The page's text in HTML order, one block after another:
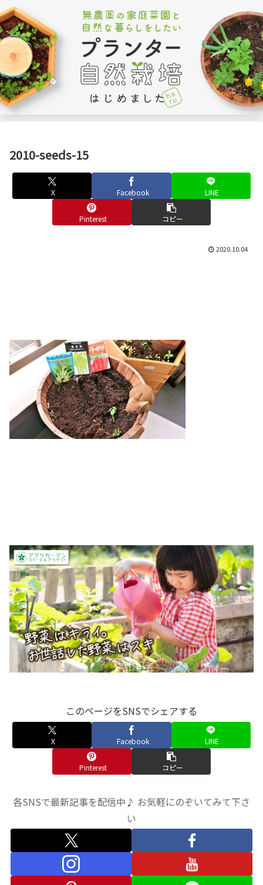
2010-seeds-15
X Facebook LINE
Pinterest コピー
2020.10.04
このページをSNSでシェアする
X Facebook LINE
Pinterest コピー
各SNSで最新記事を配信中♪ お気軽にのぞいてみて下さ
い